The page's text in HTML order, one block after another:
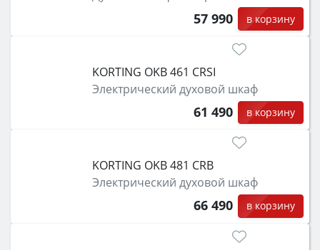
57 990 в корзину
KORTING OKB 461 CRSI
Электрический духовой шкаф
61 490 в корзину
KORTING OKB 481 CRB
Электрический духовой шкаф
66 490 в корзину